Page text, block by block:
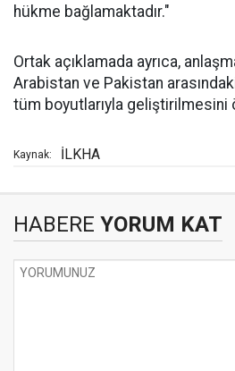
hükme bağlamaktadır."
Ortak açıklamada ayrıca,
Arabistan ve Pakistan
tüm boyutlarıyla
Kaynak: İLKHA
HABERE YORUM KAT